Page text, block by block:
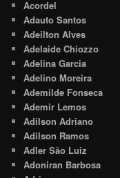
Acordel
Adauto Santos
Adeilton Alves
Adelaide Chiozzo
Adelina Garcia
Adelino Moreira
Ademilde Fonseca
Ademir Lemos
Adilson Adriano
Adilson Ramos
Adler São Luiz
Adoniran Barbosa